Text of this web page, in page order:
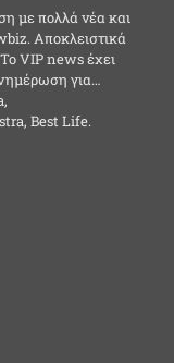
με πολλά νέα και
Αποκλειστικά
VIP news έχει
για…
Best Life.